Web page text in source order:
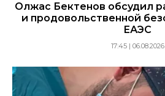
Олжас Бектенов обсудил
и продовольственной
ЕАЭС
17:45 | 06.08.2026